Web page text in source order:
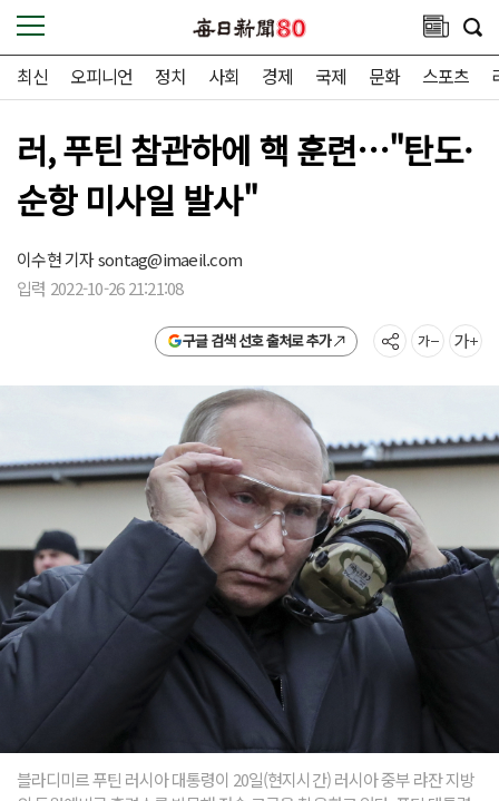
최신 오피니언 정치 사회 경제 국제 문화 스포츠
러, 푸틴 참관하에 핵 훈련…"탄도·
순항 미사일 발사"
이수현 기자sontag@imaeil.com
입력 2022-10-26 21:21:08
구글 검색 선호 출처로 추가
블라디미르 푸틴 러시아 대통령이 20일(현지시간) 러시아 중부 랴잔 지방